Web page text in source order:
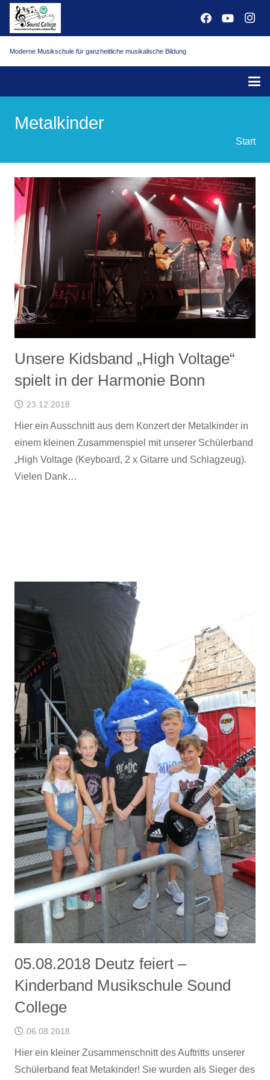
Moderne Musikschule für ganzheitliche musikalische Bildung
Metalkinder
Start
Unsere Kidsband „High Voltage“
spielt in der Harmonie Bonn
23.12.2018
Hier ein Ausschnitt aus dem Konzert der Metalkinder in
einem kleinen Zusammenspiel mit unserer Schülerband
„High Voltage (Keyboard, 2 x Gitarre und Schlagzeug).
Vielen Dank…
05.08.2018 Deutz feiert –
Kinderband Musikschule Sound
College
06.08.2018
Hier ein kleiner Zusammenschnitt des Auftritts unserer
Schülerband feat Metakinder! Sie wurden als Sieger des